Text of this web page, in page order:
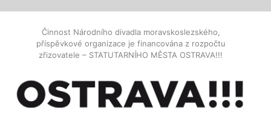
Činnost Národního divadla moravskoslezského,
příspěvkové organizace je financována z rozpočtu
zřizovatele – STATUTARNÍHO MĚSTA OSTRAVA!!!